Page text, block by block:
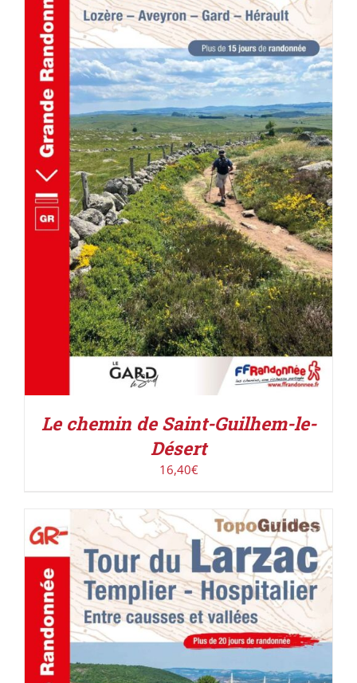
AJOUTER AU PANIER / DÉTAILS
Le chemin de Saint-Guilhem-le-
Désert
16,40€